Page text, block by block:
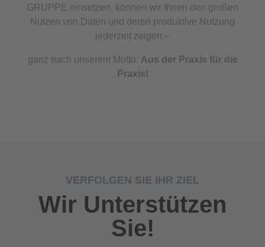
GRUPPE einsetzen, können wir Ihnen den großen
Nutzen von Daten und deren produktive Nutzung
jederzeit zeigen –
ganz nach unserem Motto: Aus der Praxis für die
Praxis!
VERFOLGEN SIE IHR ZIEL
Wir Unterstützen
Sie!